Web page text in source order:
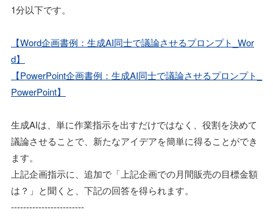
1分以下です。
【Word企画書例：生成AI同士で議論させるプロンプト_Wor
d】
【PowerPoint企画書例：生成AI同士で議論させるプロンプト_
PowerPoint】
生成AIは、単に作業指示を出すだけではなく、役割を決めて
議論させることで、新たなアイデアを簡単に得ることができ
ます。
上記企画指示に、追加で「上記企画での月間販売の目標金額
は？」と聞くと、下記の回答を得られます。
------------------------